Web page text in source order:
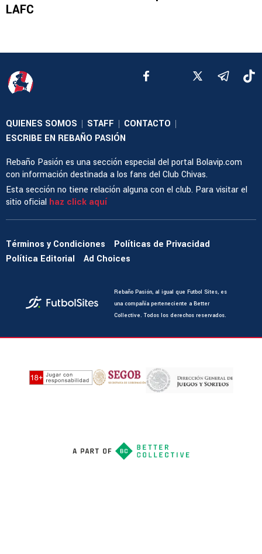
LAFC
QUIENES SOMOS | STAFF | CONTACTO |
ESCRIBE EN REBAÑO PASIÓN
Rebaño Pasión es una sección especial del portal Bolavip.com
con información destinada a los fans del Club Chivas.
Esta sección no tiene relación alguna con el club. Para visitar el
sitio oficial haz click aquí
Términos y Condiciones
Políticas de Privacidad
Política Editorial
Ad Choices
Rebaño Pasión, al igual que Futbol Sites, es
una compañía perteneciente a Better
Collective. Todos los derechos reservados.